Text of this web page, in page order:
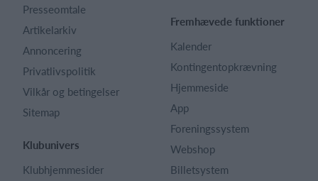
Presseomtale
Artikelarkiv
Annoncering
Privatlivspolitik
Vilkår og betingelser
Sitemap
Klubunivers
Klubhjemmesider
Fremhævede funktioner
Kalender
Kontingentopkrævning
Hjemmeside
App
Foreningssystem
Webshop
Billetsystem